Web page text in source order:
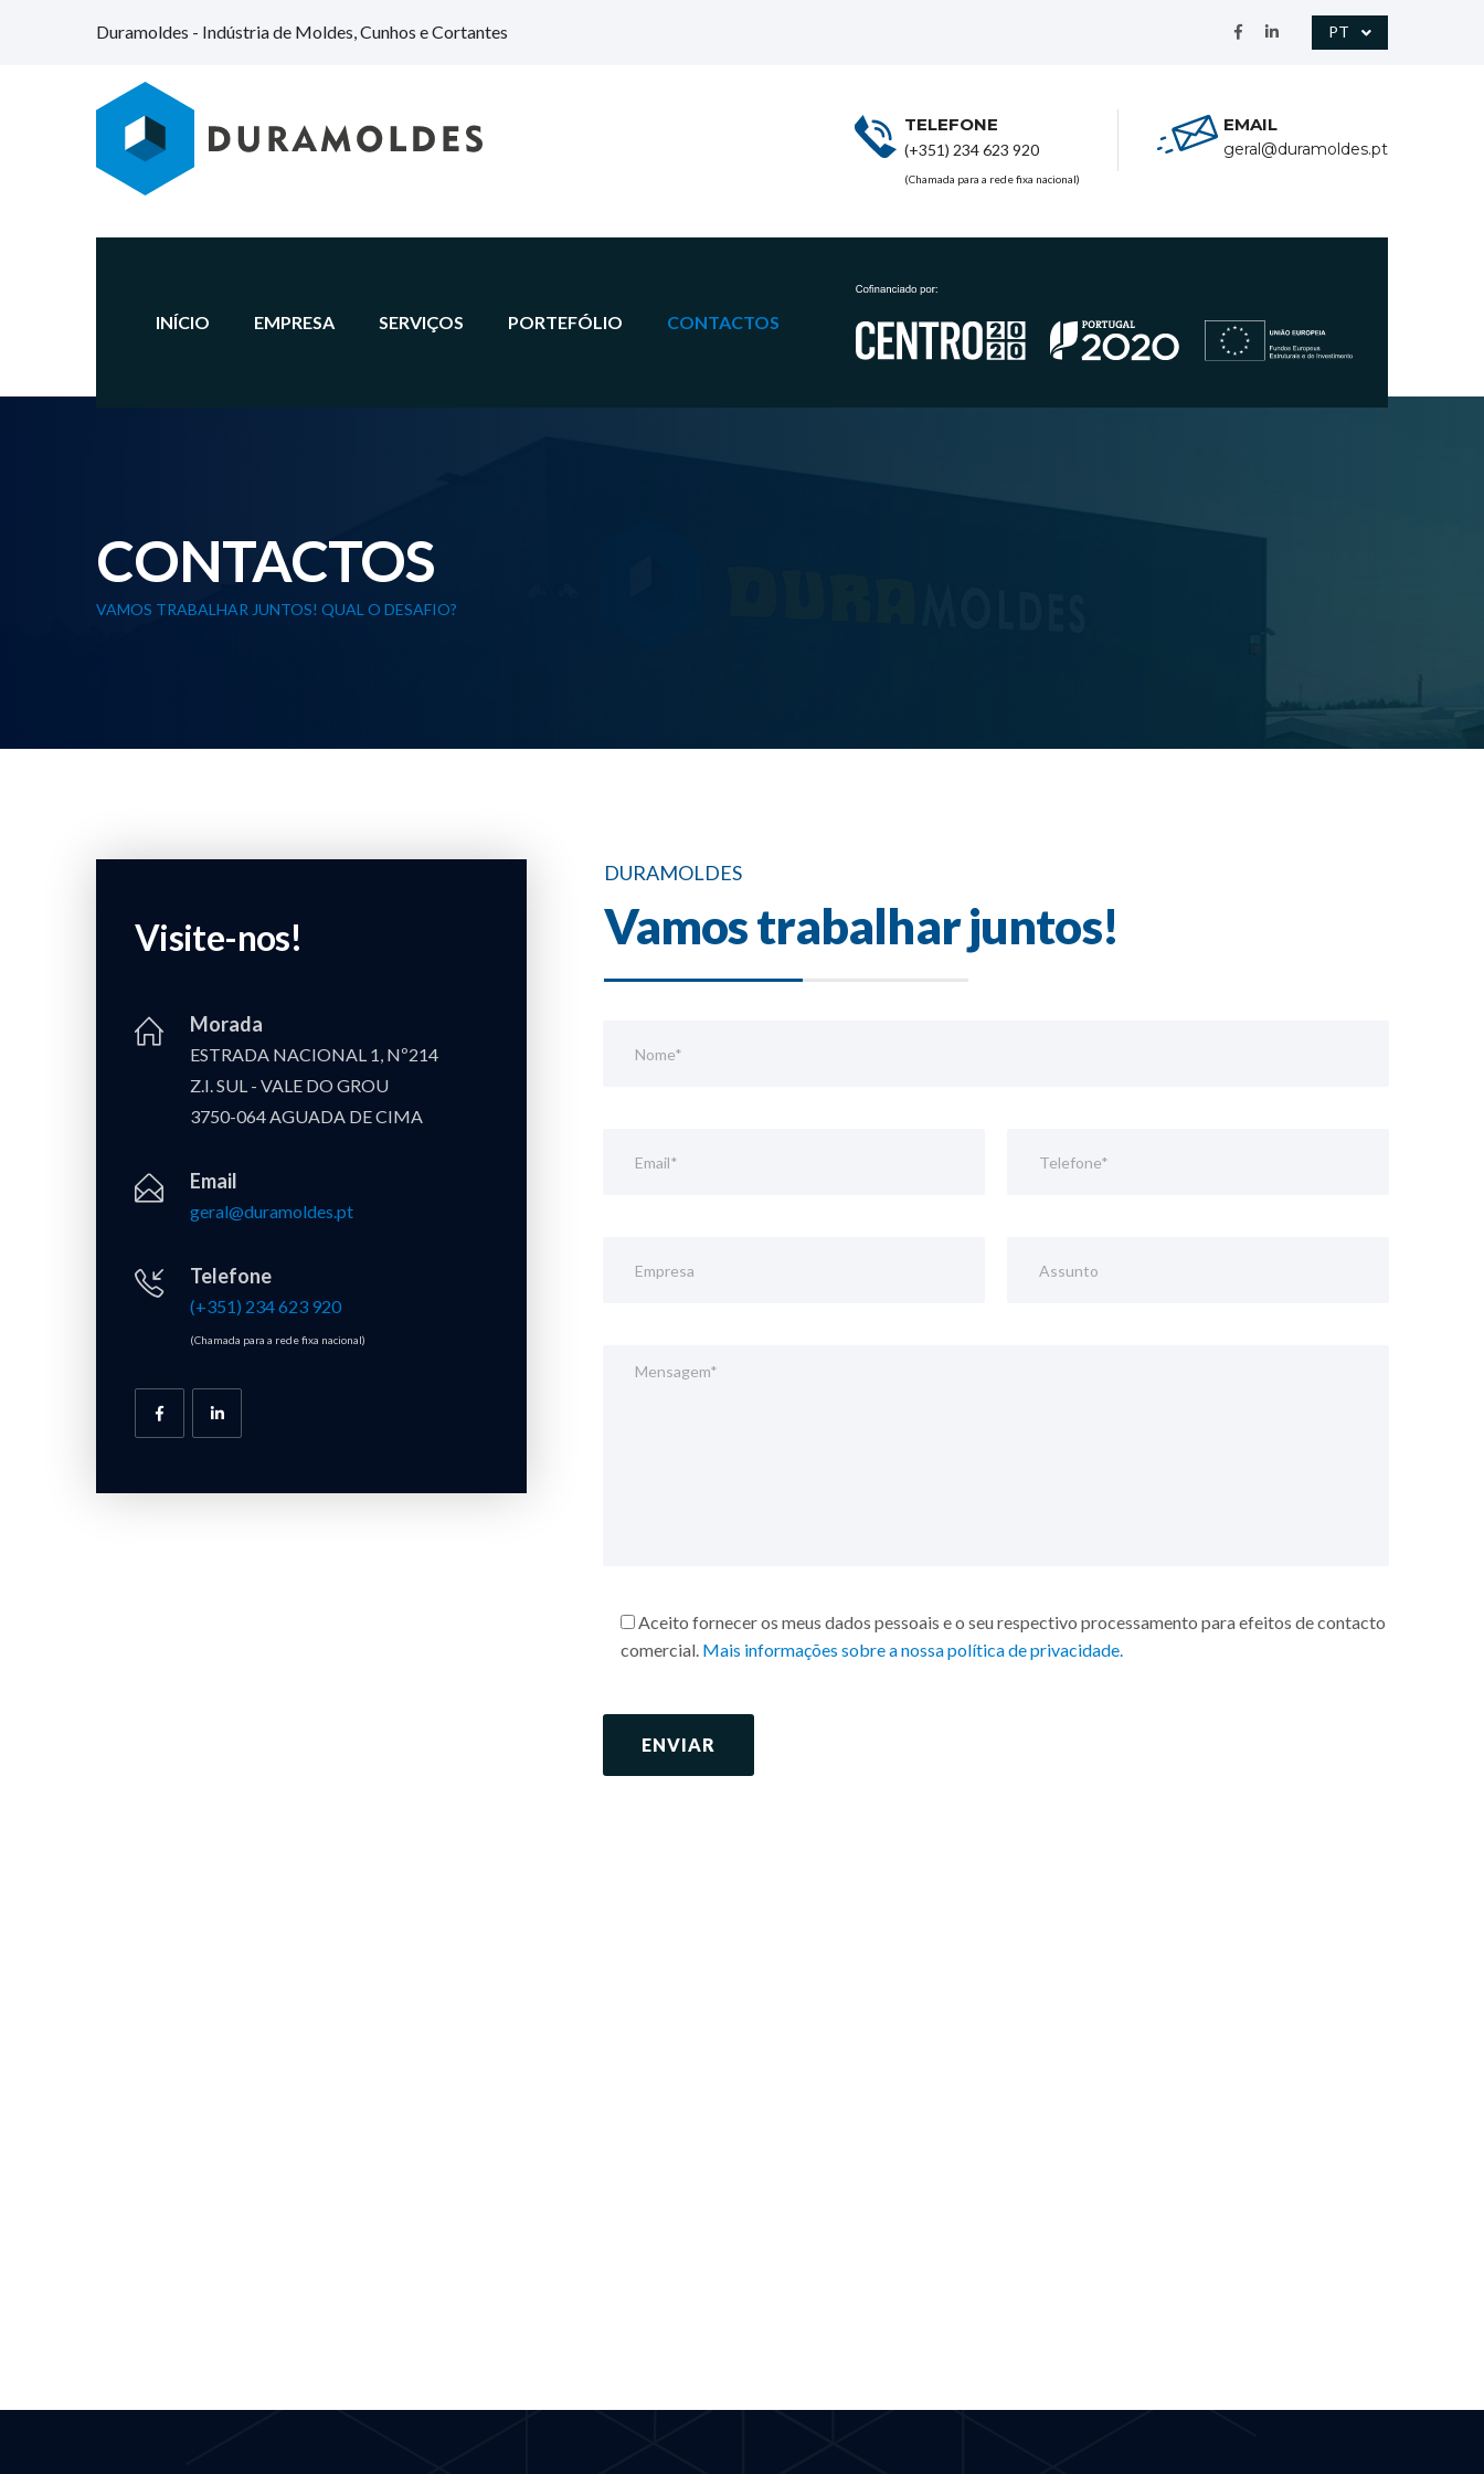
Duramoldes - Indústria de Moldes, Cunhos e Cortantes PT
TELEFONE
(+351) 234 623 920
(Chamada para a rede fixa nacional)
EMAIL
geral@duramoldes.pt
INÍCIO EMPRESA SERVIÇOS PORTEFÓLIO CONTACTOS
CONTACTOS
VAMOS TRABALHAR JUNTOS! QUAL O DESAFIO?
Visite-nos!
Morada
ESTRADA NACIONAL 1, Nº214
Z.I. SUL - VALE DO GROU
3750-064 AGUADA DE CIMA
Email
geral@duramoldes.pt
Telefone
(+351) 234 623 920
(Chamada para a rede fixa nacional)
DURAMOLDES
Vamos trabalhar juntos!
Aceito fornecer os meus dados pessoais e o seu respectivo processamento para efeitos de contacto
comercial. Mais informações sobre a nossa política de privacidade.